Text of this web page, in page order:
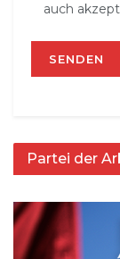
auch
Partei der